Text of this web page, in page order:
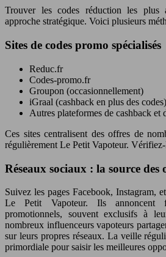
Trouver les codes réduction les plus
approche stratégique. Voici plusieurs
Sites de codes promo spécialisés
Reduc.fr
Codes-promo.fr
Groupon (occasionnellement)
iGraal (cashback en plus des codes)
Autres plateformes de cashback et
Ces sites centralisent des offres de
régulièrement Le Petit Vapoteur.
Réseaux sociaux : la source des
Suivez les pages Facebook, Instagram,
Le Petit Vapoteur. Ils annoncent
promotionnels, souvent exclusifs à
nombreux influenceurs vapoteurs
sur leurs propres réseaux. La veille
primordiale pour saisir les meilleures